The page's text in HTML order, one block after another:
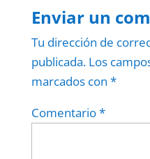
Enviar un
Tu dirección de
publicada. Los
marcados con *
Comentario*